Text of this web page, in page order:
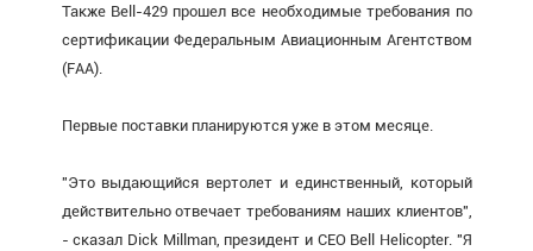
Также Bell-429 прошел все необходимые требования по
сертификации Федеральным Авиационным Агентством
(FAA).
Первые поставки планируются уже в этом месяце.
"Это выдающийся вертолет и единственный, который
действительно отвечает требованиям наших клиентов",
- сказал Dick Millman, президент и CEO Bell Helicopter. "Я